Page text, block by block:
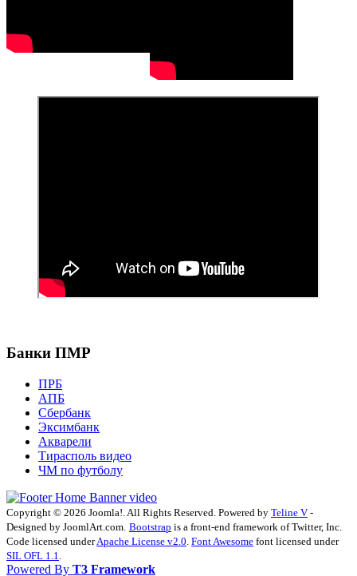
Банки ПМР
ПРБ
АПБ
Сбербанк
Эксимбанк
Акварели
Тирасполь видео
ЧМ по футболу
Copyright © 2026 Joomla!. All Rights Reserved. Powered by Teline V -
Designed by JoomlArt.com. Bootstrap is a front-end framework of Twitter, Inc.
Code licensed underApache License v2.0 Font Awesome font licensed under
SIL OFL 1.1
Powered By T3 Framework